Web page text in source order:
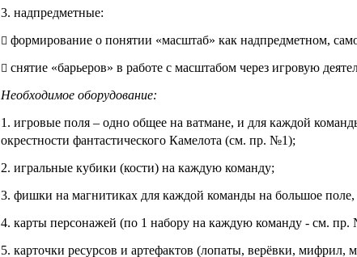
3. надпредметные:
 формирование о понятии «масштаб» как надпредметном,
 снятие «барьеров» в работе с масштабом через игровую
Необходимое оборудование:
1. игровые поля – одно общее на ватмане, и для каждой
окрестности фантастического Камелота (см. пр. №1);
2. игральные кубики (кости) на каждую команду;
3. фишки на магнитиках для каждой команды на большое
4. карты персонажей (по 1 набору на каждую команду - см. пр.
5. карточки ресурсов и артефактов (лопаты, верёвки, мифрил,